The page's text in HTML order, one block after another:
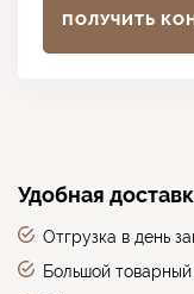
ПОЛУЧИТЬ
Удобная
Отгрузка в день
Большой